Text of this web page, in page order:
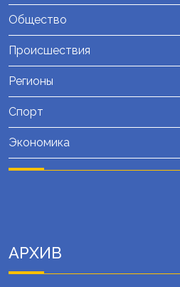
Общество
Происшествия
Регионы
Спорт
Экономика
АРХИВ